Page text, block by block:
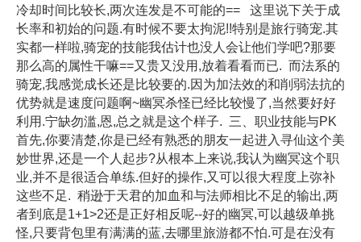
冷却时间比较长,两次连发是不可能的== 这里说下关于成
长率和初始的问题.有时候不要太拘泥!!特别是旅行骑宠.其
实都一样啦,骑宠的技能我估计也没人会让他们学吧?那要
那么高的属性干嘛==又贵又没用,放着看看而已. 而法系的
骑宠,我感觉成长还是比较要的.因为加法效的和削弱法抗的
优势就是速度问题啊~幽冥杀怪已经比较慢了,当然要好好
利用.宁缺勿滥,恩,总之就是这个样子. 三、职业技能与PK
首先,你要清楚,你是已经有熟悉的朋友一起进入寻仙这个美
妙世界,还是一个人起步?从根本上来说,我认为幽冥这个职
业,并不是很适合单练.但好的操作,又可以很大程度上弥补
这些不足. 稍逊于天君的加血和与法师相比不足的输出,两
者到底是1+1>2还是正好相反呢--好的幽冥,可以越级单挑
怪,只要背包里有满满的蓝,去哪里旅游都不怕.可是在没有